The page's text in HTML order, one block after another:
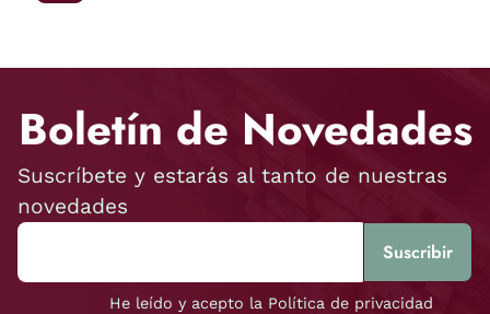
Boletín de Novedades
Suscríbete y estarás al tanto de nuestras
novedades
He leído y acepto la Política de privacidad